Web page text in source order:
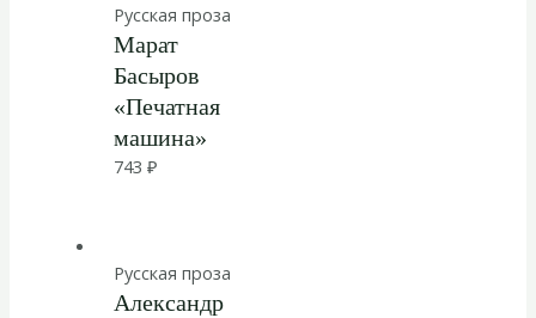
Русская проза
Марат
Басыров
«Печатная
машина»
743₽
Русская проза
Александр